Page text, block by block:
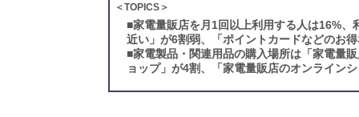
＜TOPICS＞
■家電量販店を月1回以上利用する人は16%
近い」が6割弱、「ポイントカードなどのお
■家電製品・関連用品の購入場所は「家電量
ョップ」が4割、「家電量販店のオンライン